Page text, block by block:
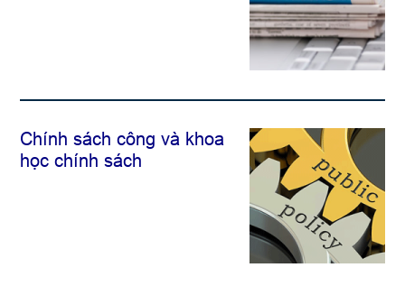
Chính sách công và khoa
học chính sách